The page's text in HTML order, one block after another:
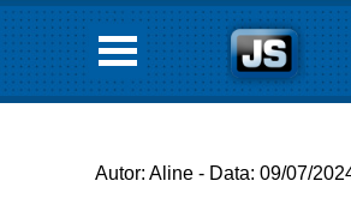
Autor: Aline - Data: 09/07/